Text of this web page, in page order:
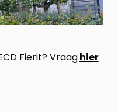
Fierit? Vraaghier